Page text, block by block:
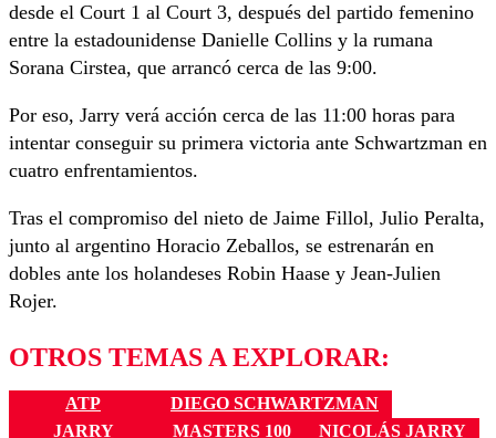
desde el Court 1 al Court 3, después del partido femenino
entre la estadounidense Danielle Collins y la rumana
Sorana Cirstea, que arrancó cerca de las 9:00.
Por eso, Jarry verá acción cerca de las 11:00 horas para
intentar conseguir su primera victoria ante Schwartzman en
cuatro enfrentamientos.
Tras el compromiso del nieto de Jaime Fillol, Julio Peralta,
junto al argentino Horacio Zeballos, se estrenarán en
dobles ante los holandeses Robin Haase y Jean-Julien
Rojer.
OTROS TEMAS A EXPLORAR:
ATP
DIEGO SCHWARTZMAN
JARRY
MASTERS 100 NICOLÁS JARRY